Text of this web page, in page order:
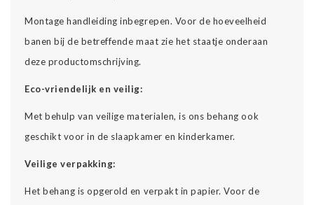
Montage handleiding inbegrepen. Voor de hoeveelheid
banen bij de betreffende maat zie het staatje onderaan
deze productomschrijving.
Eco-vriendelijk en veilig:
Met behulp van veilige materialen, is ons behang ook
geschikt voor in de slaapkamer en kinderkamer.
Veilige verpakking:
Het behang is opgerold en verpakt in papier. Voor de